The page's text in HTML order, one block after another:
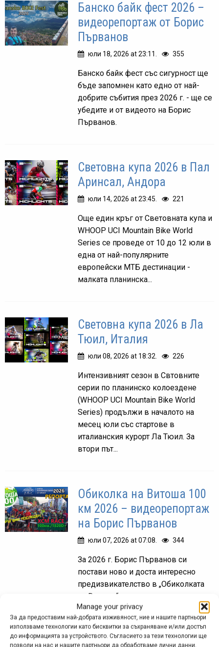
Manage your privacy
За да предоставим най-добрата изживяност, ние и нашите партньори
използваме технологии като бисквитки за съхраняване и/или достъп
до информацията за устройството. Съгласието за тези технологии ще
позволи на нас и нашите партньори да обработваме лични данни,
Банско байк фест 2026 –
видеорепортаж от Борис
Първанов
юли 18, 2026 at 23:11. 355
Банско байк фест със сигурност ще
бъде запомнен като едно от най-
добрите събития през 2026 г. - ще се
убедите и от видеото на Борис
Първанов.
Световна купа 2026 в Пал
Аринсал, Андора
юли 14, 2026 at 23:45. 221
Още един кръг от Световната купа и
WHOOP UCI Mountain Bike World
Series се проведе от 10 до 12 юли в
една от най-популярните
европейски МТБ дестинации -
малката планинска...
Световна купа 2026 в Ла
Тюил, Италия
юли 08, 2026 at 18:32. 226
Интензивният сезон в Свтовните
серии по планинско колоездене
(WHOOP UCI Mountain Bike World
Series) продължи в началото на
месец юли със стартове в
италианския курорт Ла Тюил. За
втори път...
Обиколка на Витоша 100
км 2026 – видеорепортаж
на Борис Първанов
юли 07, 2026 at 07:08. 344
За 2026 г. Борис Първанов си
постави ново и доста интересно
предизвикателство в „Обиколката
на Витоша“ - да стартира последен и
да „фрагира“ (т.е. да изпревари по
трасето) колкото се...